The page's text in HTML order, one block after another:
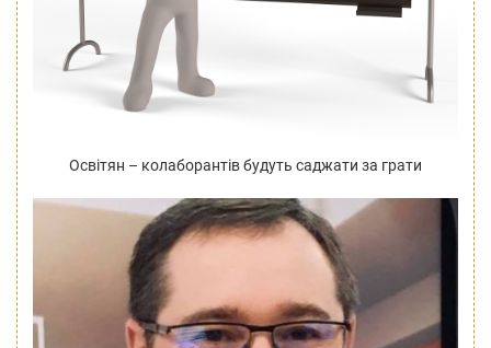
Освітян – колаборантів будуть саджати за грати